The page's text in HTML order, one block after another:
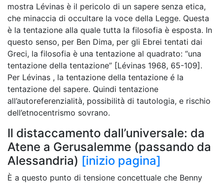
mostra Lévinas è il pericolo di un sapere senza etica,
che minaccia di occultare la voce della Legge. Questa
è la tentazione alla quale tutta la filosofia è esposta. In
questo senso, per Ben Dima, per gli Ebrei tentati dai
Greci, la filosofia è una tentazione al quadrato: “una
tentazione della tentazione” [Lévinas 1968, 65-109].
Per Lévinas , la tentazione della tentazione é la
tentazione del sapere. Quindi tentazione
all’autoreferenzialità, possibilità di tautologia, e rischio
dell’etnocentrismo sovrano.
Il distaccamento dall’universale: da
Atene a Gerusalemme (passando da
Alessandria) [inizio pagina]
È a questo punto di tensione concettuale che Benny